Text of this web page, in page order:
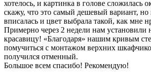
хотелось, и картинка в голове сложилась
скажу, что это самый дешевый вариант, но
вписалась и цвет выбрала такой, как мне
Примерно через 2 недели нам
красавицу! «Благодаря» нашим кривым
помучиться с монтажом верхних
получился отменный.
Большое всем спасибо! Рекомендую!